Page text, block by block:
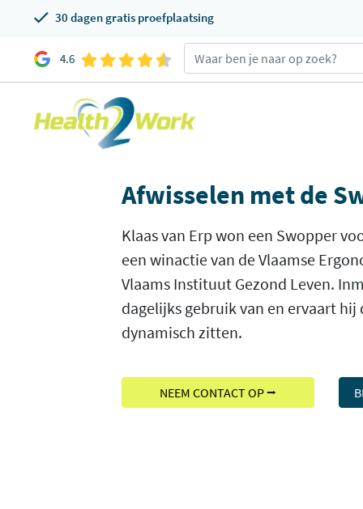
30 dagen gratis proefplaatsing
4.6
Afwisselen met de
Klaas van Erp won een Swopper
een winactie van de Vlaamse
Vlaams Instituut Gezond Leven.
dagelijks gebruik van en ervaart hij
dynamisch zitten.
NEEM CONTACT OP ⭢